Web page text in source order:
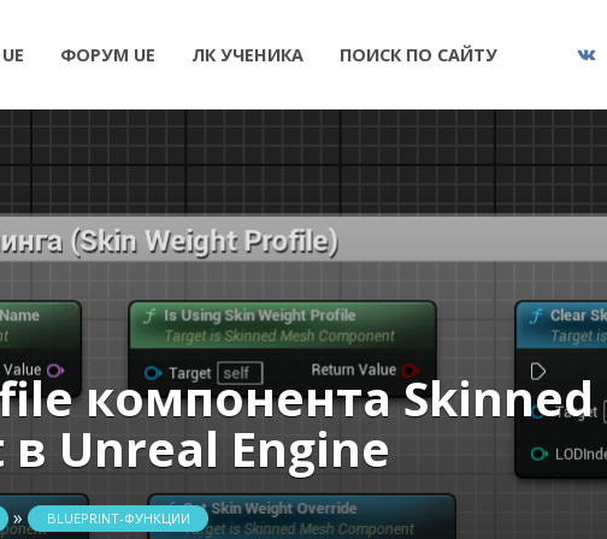
ФОРУМ UE ЛК УЧЕНИКА ПОИСК ПО САЙТУ
компонента Skinned
Unreal Engine
» BLUEPRINT-ФУНКЦИИ